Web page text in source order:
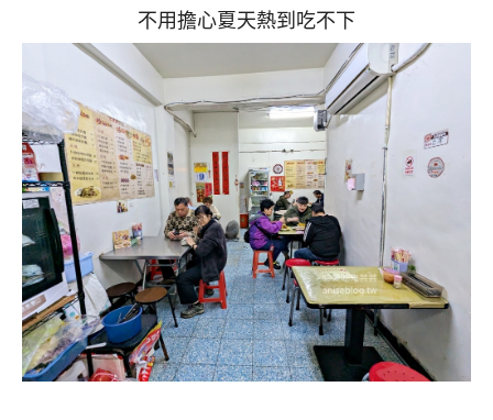
不用擔心夏天熱到吃不下